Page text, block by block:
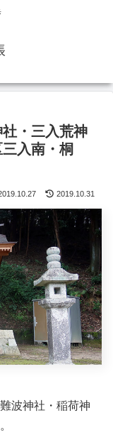
・三入荒神
入南・桐
2019.10.31
波神社・稲荷神